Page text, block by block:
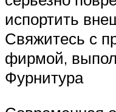
испортить
Свяжитесь с
фирмой,
Фурнитура